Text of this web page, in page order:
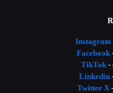
Instagram
Facebook
TikTok-
Linkedin
Twitter X